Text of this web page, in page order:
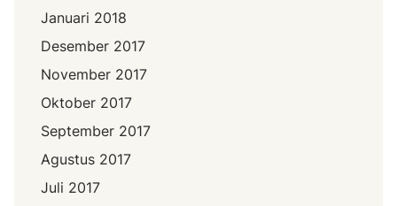
Januari 2018
Desember 2017
November 2017
Oktober 2017
September 2017
Agustus 2017
Juli 2017